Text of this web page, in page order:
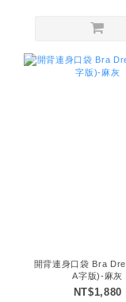
開背連身口袋 Bra
A字版)-麻灰
NT$1,880